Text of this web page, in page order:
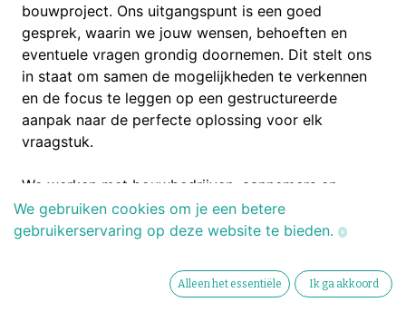
bouwproject. Ons uitgangspunt is een goed
gesprek, waarin we jouw wensen, behoeften en
eventuele vragen grondig doornemen. Dit stelt ons
in staat om samen de mogelijkheden te verkennen
en de focus te leggen op een gestructureerde
aanpak naar de perfecte oplossing voor elk
vraagstuk.
We werken met bouwbedrijven, aannemers en
leveranciers. Deze samenwerkingen zorgen ervoor
dat we snel en efficiënt kunnen schakelen tussen de
We gebruiken cookies om je een betere
gebruikerservaring op deze website te bieden.
Alleen het essentiële Ik ga akkoord